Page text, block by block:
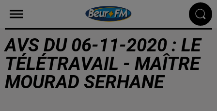
AVS DU 06-11-2020 : LE
TÉLÉTRAVAIL - MAÎTRE
MOURAD SERHANE